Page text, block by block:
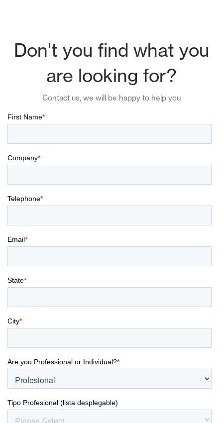
Don't you find what you
are looking for?
Contact us, we will be happy to help you